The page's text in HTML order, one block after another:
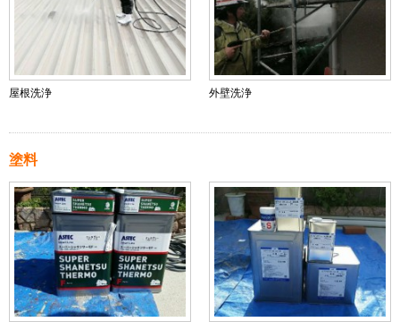
屋根洗浄 外壁洗浄
塗料